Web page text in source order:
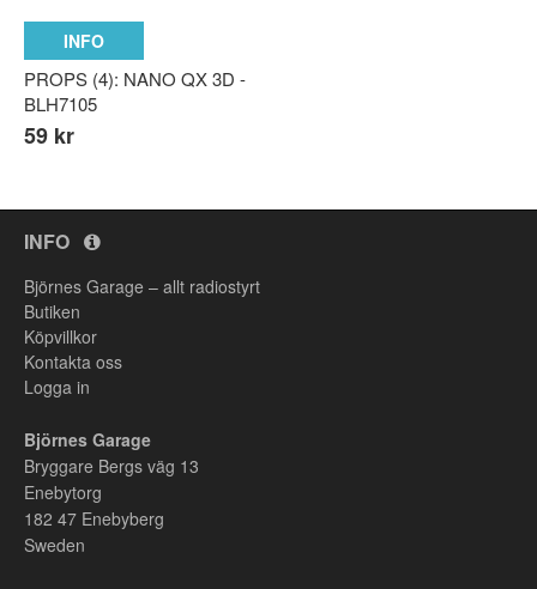
INFO
PROPS (4): NANO QX 3D -
BLH7105
59 kr
INFO
Björnes Garage – allt radiostyrt
Butiken
Köpvillkor
Kontakta oss
Logga in
Björnes Garage
Bryggare Bergs väg 13
Enebytorg
182 47 Enebyberg
Sweden